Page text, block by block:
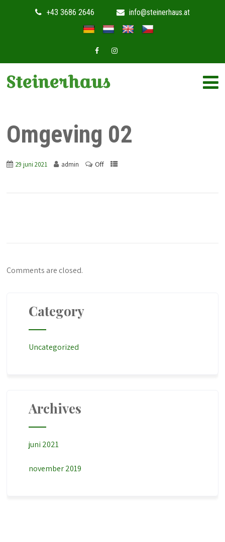
+43 3686 2646 info@steinerhaus.at
Steinerhaus
Omgeving 02
29 juni 2021 admin Off
Comments are closed.
Category
Uncategorized
Archives
juni 2021
november 2019